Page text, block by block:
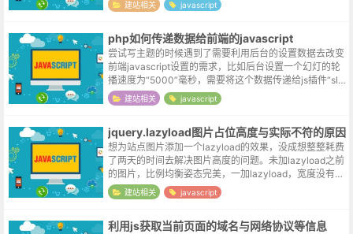
了问题。l...
建站相关 javascript
php如何传递数据给前端的javascript
尝试写主题的时候遇到了需要利用后台的设置数据去改变
前端javascript设置的需求，比如后台设置一个幻灯的轮
播速度为“5000”毫秒，需要将这个数据传递给js插件“slid
ejs”。最初的做法是利用php直接输出一段标签，类似下
面这...
建站相关 javascript
jquery.lazyload图片占位高度与实际不符的原因
想为站点图片添加一个lazyload的效果，没成想整整耗费
了两天的时间去解决图片高度的问题。未加lazyload之前
的图片，比例均衡姿态完美，一加lazyload，宽度没有什
么问题，但灰色的placeholder区域整整高出了几层
楼，...
建站相关 javascript
利用js获取当前页面的域名与网络协议等信息